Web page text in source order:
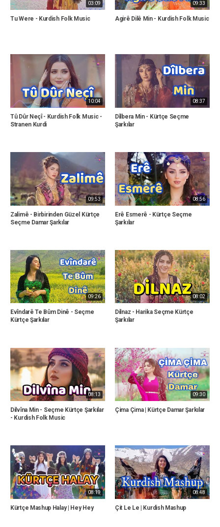
03:09
Tu Were - Kurdish Folk Music
09:33
Agirê Dilê Min - Kurdish Folk Music
10:04
Tû Dûr Neçî - Kurdish Folk Music -
Stranen Kurdi
08:37
Dîlbera Min - Kürtçe Seçme
Şarkılar
09:53
Zalimê - Birbirinden Güzel Kürtçe
Seçme Damar Şarkılar
08:56
Erê Esmerê - Kürtçe Seçme
Şarkılar
09:26
Evîndarê Te Bûm Dinê - Seçme
Kürtçe Şarkılar
08:02
Dilnaz - Harika Seçme Kürtçe
Şarkılar
08:13
Dilvîna Min - Seçme Kürtçe Şarkılar
- Kurdish Folk Music
09:30
Çima Çima | Kürtçe Damar Şarkılar
08:19
Kürtçe Mashup Halay | Hey Hey
08:48
Çit Le Le | Kurdish Mashup